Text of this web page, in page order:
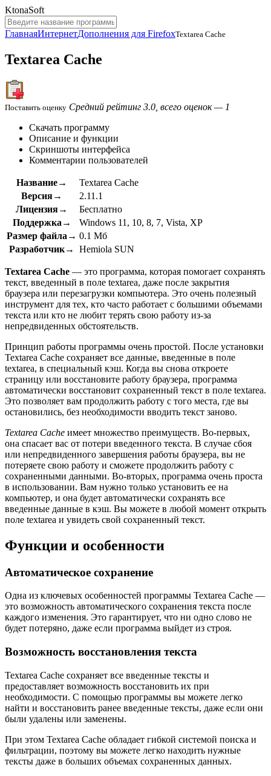
KtonaSoft
ГлавнаяИнтернетДополнения для FirefoxTextarea Cache
Textarea Cache
Поставить оценку Средний рейтинг 3.0, всего оценок — 1
Скачать программу
Описание и функции
Скриншоты интерфейса
Комментарии пользователей
Название→
Textarea Cache
Версия→
2.11.1
Лицензия→
Бесплатно
Поддержка→
Windows 11, 10, 8, 7, Vista, XP
Размер файла→ 0.1 Мб
Разработчик→
Hemiola SUN
Textarea Cache — это программа, которая помогает сохранять
текст, введенный в поле textarea, даже после закрытия
браузера или перезагрузки компьютера. Это очень полезный
инструмент для тех, кто часто работает с большими объемами
текста или кто не любит терять свою работу из-за
непредвиденных обстоятельств.
Принцип работы программы очень простой. После установки
Textarea Cache сохраняет все данные, введенные в поле
textarea, в специальный кэш. Когда вы снова откроете
страницу или восстановите работу браузера, программа
автоматически восстановит сохраненный текст в поле textarea.
Это позволяет вам продолжить работу с того места, где вы
остановились, без необходимости вводить текст заново.
Textarea Cache имеет множество преимуществ. Во-первых,
она спасает вас от потери введенного текста. В случае сбоя
или непредвиденного завершения работы браузера, вы не
потеряете свою работу и сможете продолжить работу с
сохраненными данными. Во-вторых, программа очень проста
в использовании. Вам нужно только установить ее на
компьютер, и она будет автоматически сохранять все
введенные данные в кэш. Вы можете в любой момент открыть
поле textarea и увидеть свой сохраненный текст.
Функции и особенности
Автоматическое сохранение
Одна из ключевых особенностей программы Textarea Cache —
это возможность автоматического сохранения текста после
каждого изменения. Это гарантирует, что ни одно слово не
будет потеряно, даже если программа выйдет из строя.
Возможность восстановления текста
Textarea Cache сохраняет все введенные тексты и
предоставляет возможность восстановить их при
необходимости. С помощью программы вы можете легко
найти и восстановить ранее введенные тексты, даже если они
были удалены или заменены.
При этом Textarea Cache обладает гибкой системой поиска и
фильтрации, поэтому вы можете легко находить нужные
тексты даже в больших объемах сохраненных данных.